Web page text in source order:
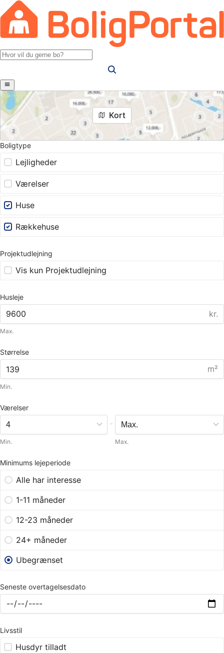
Kort
Boligtype
Lejligheder
Værelser
Huse
Rækkehuse
Projektudlejning
Vis kun Projektudlejning
Husleje
kr.
Max.
Størrelse
m²
Min.
Værelser
Min.
-
Max.
Minimums lejeperiode
Alle har interesse
1-11 måneder
12-23 måneder
24+ måneder
Ubegrænset
Seneste overtagelsesdato
Livsstil
Husdyr tilladt